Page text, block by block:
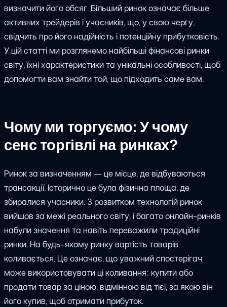
визначити його обсяг. Більший ринок означає більше
активних трейдерів і учасників, що, у свою чергу,
свідчить про його надійність і потенційну прибутковість.
У цій статті ми розглянемо найбільші фінансові ринки
світу, їхні характеристики та унікальні особливості, щоб
допомогти вам знайти той, що підходить саме вам.
Чому ми торгуємо: У чому
сенс торгівлі на ринках?
Ринок за визначенням — це місце, де відбуваються
трансакції. Історично це була фізична площа, де
збиралися учасники. З розвитком технологій ринок
вийшов за межі реального світу, і багато онлайн-ринків
набули значення та навіть переважили традиційні
ринки. На будь-якому ринку вартість товарів
коливається. Це означає, що уважний спостерігач
може використовувати ці коливання: купити або
продати товар за ціною, відмінною від тієї, за якою він
його купив, щоб отримати прибуток.